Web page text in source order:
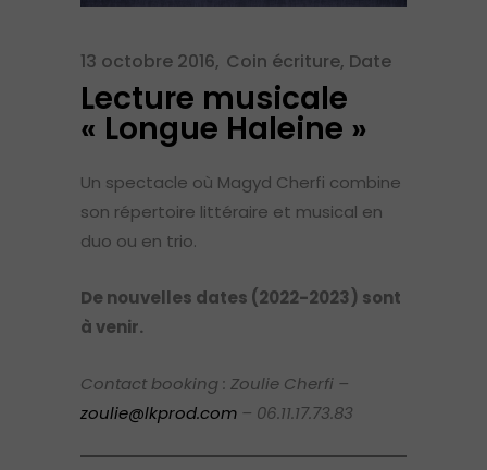
13 octobre 2016 Coin écriture, Date
Lecture musicale
« Longue Haleine »
Un spectacle où Magyd Cherfi combine
son répertoire littéraire et musical en
duo ou en trio.
De nouvelles dates (2022-2023) sont
à venir.
Contact booking : Zoulie Cherfi –
zoulie@lkprod.com – 06.11.17.73.83